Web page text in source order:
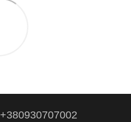
+380930707002